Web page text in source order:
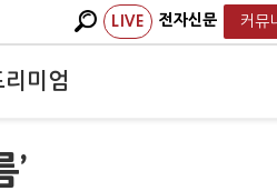
LIVE 전자신문 커뮤
리미엄